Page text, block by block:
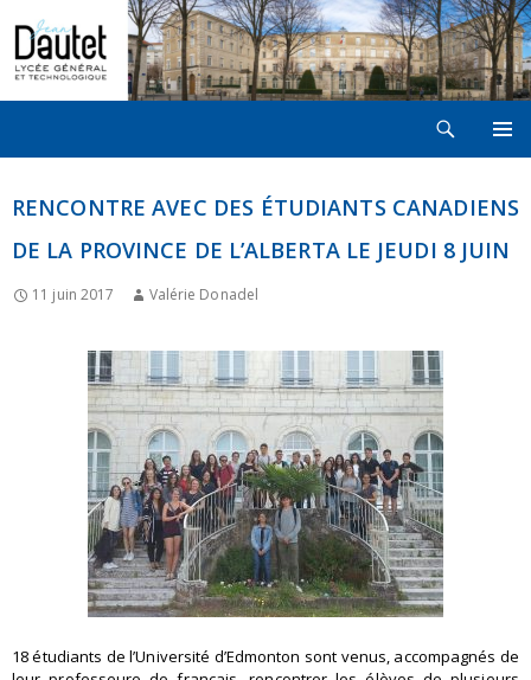
CONTENU
RENCONTRE AVEC DES ÉTUDIANTS CANADIENS
DE LA PROVINCE DE L’ALBERTA LE JEUDI 8 JUIN
11 juin 2017 Valérie Donadel
18 étudiants de l’Université d’Edmonton sont venus, accompagnés de